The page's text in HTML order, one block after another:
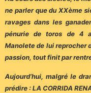
ne parler que du XXème
ravages dans les
pénurie de toros de 4
Manolete de lui reprocher
passion, tout finit par
Aujourd’hui, malgré le
prédire : LA CORRIDA